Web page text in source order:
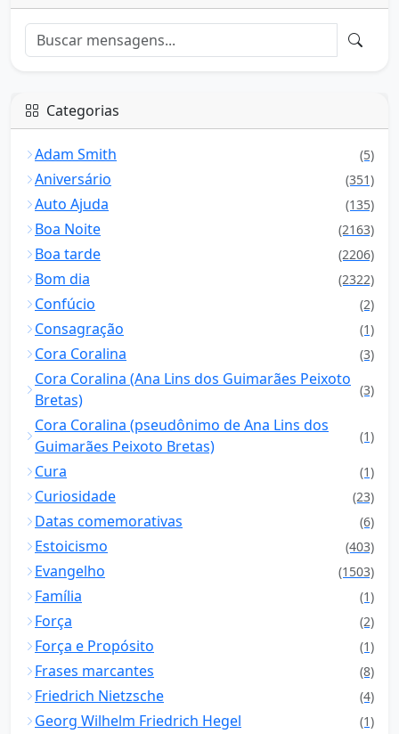
Categorias
Adam Smith (5)
Aniversário (351)
Auto Ajuda (135)
Boa Noite (2163)
Boa tarde (2206)
Bom dia (2322)
Confúcio (2)
Consagração (1)
Cora Coralina (3)
Cora Coralina (Ana Lins dos Guimarães Peixoto
Bretas)
(3)
Cora Coralina (pseudônimo de Ana Lins dos
Guimarães Peixoto Bretas)
(1)
Cura (1)
Curiosidade (23)
Datas comemorativas (6)
Estoicismo (403)
Evangelho (1503)
Família (1)
Força (2)
Força e Propósito (1)
Frases marcantes (8)
Friedrich Nietzsche (4)
Georg Wilhelm Friedrich Hegel (1)